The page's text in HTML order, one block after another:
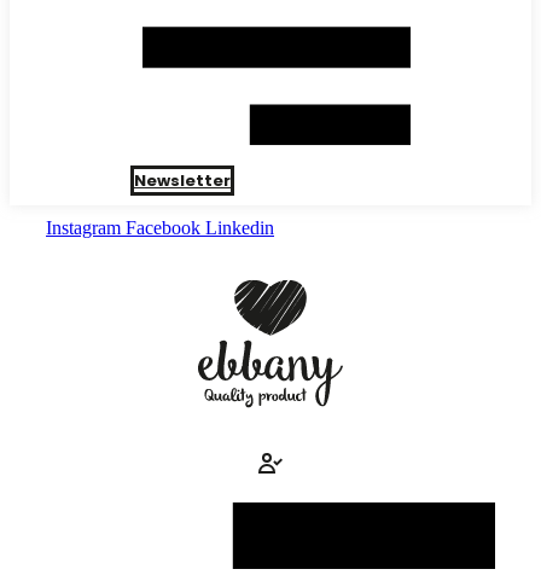
Newsletter
Instagram Facebook Linkedin